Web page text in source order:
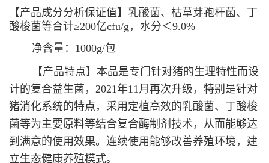
【产品成分分析保证值】乳酸菌、枯草芽孢杆菌、丁
酸梭菌等合计≥200亿cfu/g，水分＜9.0%
净含量：1000g/包
【产品特点】本品是专门针对猪的生理特性而设
计的复合益生菌，2021年11月再次升级，特别是针对
猪消化系统的特点，采用定植高效的乳酸菌、丁酸梭
菌等为主要原料等结合复合酶制剂技术，从而能够达
到满意的使用效果。连续使用能够改善养殖环境，建
立生态健康养殖模式。